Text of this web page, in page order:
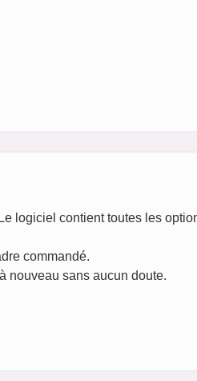
logiciel contient toutes les
commandé.
nouveau sans aucun doute.